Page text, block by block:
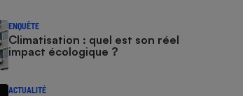
ENQUÊTE
Climatisation : quel est son réel
impact écologique ?
ACTUALITÉ